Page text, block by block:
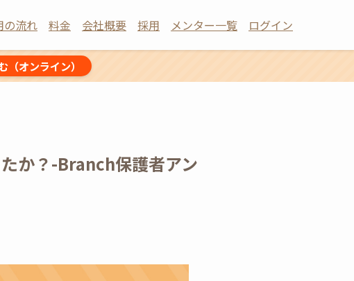
の流れ 料金 会社概要 採用 メンター一覧 ログイン
（オンライン）
か？-Branch保護者アン